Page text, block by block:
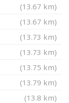
(13.67 km)
(13.67 km)
(13.73 km)
(13.73 km)
(13.75 km)
(13.79 km)
(13.8 km)